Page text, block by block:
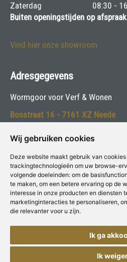
Wij gebruiken cookies
Deze website maakt gebruik van
trackingtechnologieën om uw browse-
volgende doeleinden: om de
te maken, om een betere ervaring op de
interesse in onze producten en diensten
marketinginteracties te personaliseren,
die relevanter voor u zijn.
Ik ga
Ik
Zaterdag
08:30 -
Buiten openingstijden op afspraak
Vind hier onze showroom
Adresgegevens
Wormgoor voor Verf & Wonen
Bosstraat 16 - 7161 XZ Neede
Volg ons:
Voor Verf &